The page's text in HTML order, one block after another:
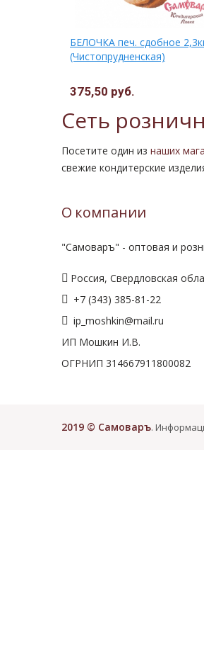
БЕЛОЧКА печ. сдобное
(Чистопрудненская)
375,50 руб.
Сеть
Посетите один из наших
свежие кондитерские
О компании
"Самоваръ" - оптовая и
Россия, Свердловская
+7 (343) 385-81-22
ip_moshkin@mail.ru
ИП Мошкин И.В.
ОГРНИП 314667911800082
2019 © Самоваръ.